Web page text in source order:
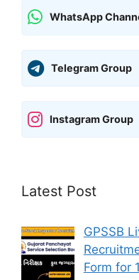
WhatsApp
Telegram Group
Instagram Group
Latest Post
GPSSB
Form for